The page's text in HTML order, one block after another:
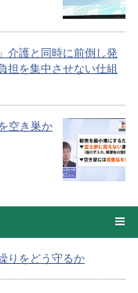
介護と同時に前倒し発
担を集中させない仕組
空き巣か
りをどう守るか